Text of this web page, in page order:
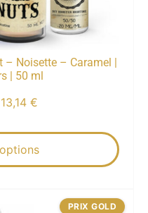
Noisette – Caramel |
| 50 ml
13,14 €
PRIX GOLD